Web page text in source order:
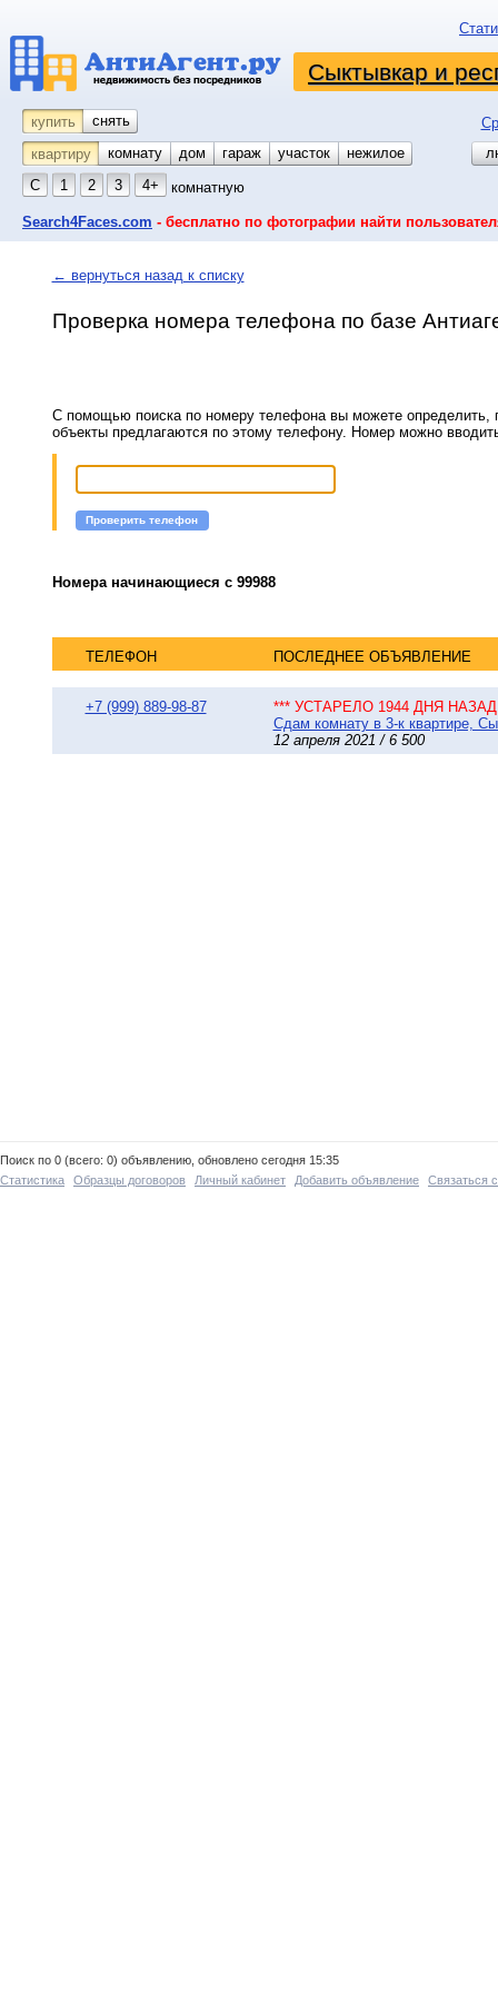
Сыктывкар и
купить снять
квартиру
комнату койко-место
дом гараж участок
нежилое
С
1 2 3 4+ комнатную
Search4Faces.com - бесплатно по фотографии найти
← вернуться назад к списку
Проверка номера телефона по базе
С помощью поиска по номеру телефона вы можете определить,
объекты предлагаются по этому телефону. Номер можно
Проверить телефон
Номера начинающиеся с 99988
ТЕЛЕФОН ПОСЛЕДНЕЕ ОБЪЯВЛЕНИЕ
+7 (999) 889-98-87
*** УСТАРЕЛО 1944 ДНЯ НАЗАД
Сдам комнату в 3-к квартире,
12 апреля 2021 / 6 500
Поиск по 0 (всего: 0) объявлению, обновлено сегодня 15:35
Статистика
Образцы договоров Личный кабинет Добавить объявление Связаться